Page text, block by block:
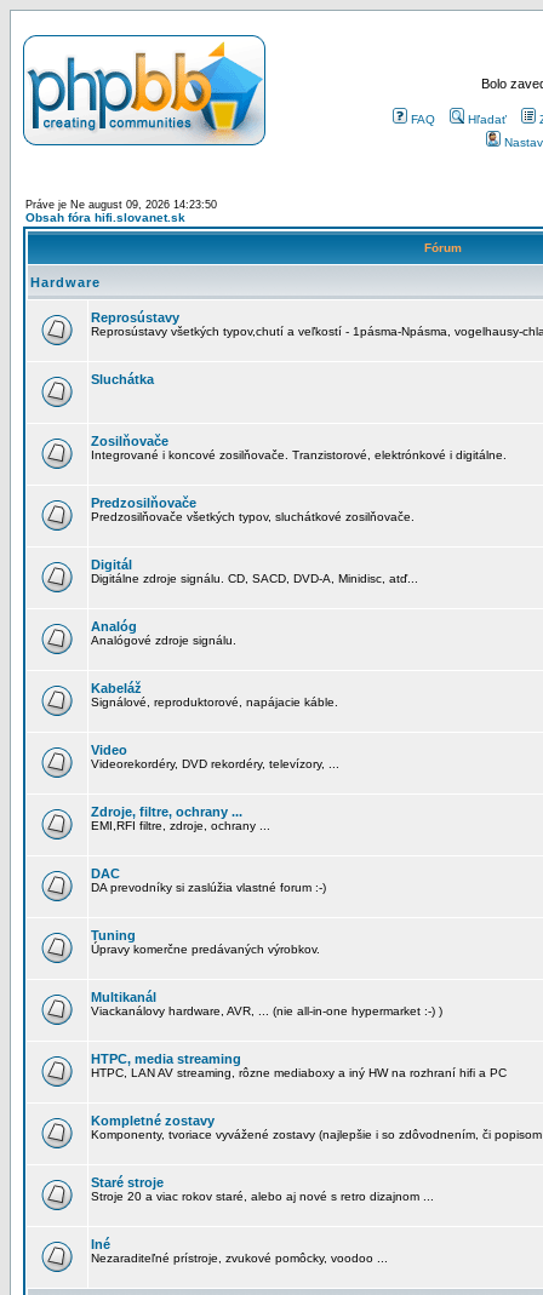
Bolo
FAQ Hľadať
Práve je Ne august 09, 2026 14:23:50
Obsah fóra hifi.slovanet.sk
Fórum
Hardware
Reprosústavy
Reprosústavy všetkých typov,chutí a veľkostí - 1pásma-Npásma, vogelhausy-
Sluchátka
Zosilňovače
Integrované i koncové zosilňovače. Tranzistorové, elektrónkové i digitálne.
Predzosilňovače
Predzosilňovače všetkých typov, sluchátkové zosilňovače.
Digitál
Digitálne zdroje signálu. CD, SACD, DVD-A, Minidisc, atď...
Analóg
Analógové zdroje signálu.
Kabeláž
Signálové, reproduktorové, napájacie káble.
Video
Videorekordéry, DVD rekordéry, televízory, ...
Zdroje, filtre, ochrany ...
EMI,RFI filtre, zdroje, ochrany ...
DAC
DA prevodníky si zaslúžia vlastné forum :-)
Tuning
Úpravy komerčne predávaných výrobkov.
Multikanál
Viackanálovy hardware, AVR, ... (nie all-in-one hypermarket :-) )
HTPC, media streaming
HTPC, LAN AV streaming, rôzne mediaboxy a iný HW na rozhraní hifi a PC
Kompletné zostavy
Komponenty, tvoriace vyvážené zostavy (najlepšie i so zdôvodnením, či
Staré stroje
Stroje 20 a viac rokov staré, alebo aj nové s retro dizajnom ...
Iné
Nezaraditeľné prístroje, zvukové pomôcky, voodoo ...